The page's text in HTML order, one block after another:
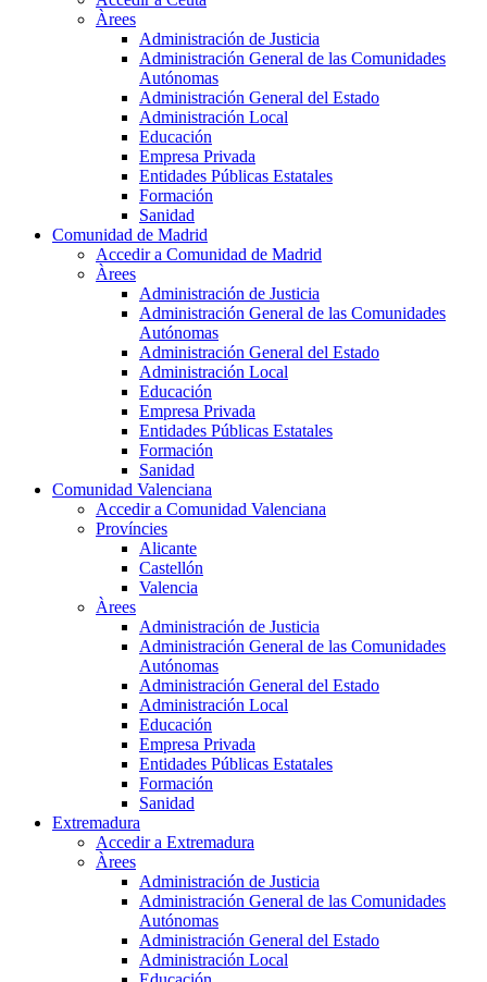
Àrees
Administración de Justicia
Administración General de las Comunidades
Autónomas
Administración General del Estado
Administración Local
Educación
Empresa Privada
Entidades Públicas Estatales
Formación
Sanidad
Comunidad de Madrid
Accedir a Comunidad de Madrid
Àrees
Administración de Justicia
Administración General de las Comunidades
Autónomas
Administración General del Estado
Administración Local
Educación
Empresa Privada
Entidades Públicas Estatales
Formación
Sanidad
Comunidad Valenciana
Accedir a Comunidad Valenciana
Províncies
Alicante
Castellón
Valencia
Àrees
Administración de Justicia
Administración General de las Comunidades
Autónomas
Administración General del Estado
Administración Local
Educación
Empresa Privada
Entidades Públicas Estatales
Formación
Sanidad
Extremadura
Accedir a Extremadura
Àrees
Administración de Justicia
Administración General de las Comunidades
Autónomas
Administración General del Estado
Administración Local